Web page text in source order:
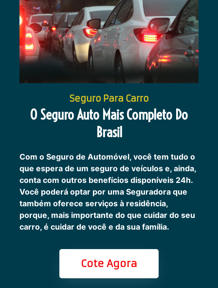
Seguro Para Carro
O Seguro Auto Mais Completo Do
Brasil
Com o Seguro de Automóvel, você tem tudo o
que espera de um seguro de veículos e, ainda,
conta com outros benefícios disponíveis 24h.
Você poderá optar por uma Seguradora que
também oferece serviços à residência,
porque, mais importante do que cuidar do seu
carro, é cuidar de você e da sua família.
Cote Agora